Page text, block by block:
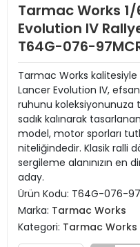
Tarmac Works
Evolution IV
T64G-076-
Tarmac Works
Lancer Evolution IV,
ruhunu koleksiyonunuza
sadık kalınarak
model, motor sporları
niteliğindedir. Klasik ralli
sergileme alanınızın en
aday.
Ürün Kodu: T64G-076-
Marka: Tarmac Works
Kategori: Tarmac Works